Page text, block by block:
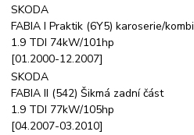
SKODA
FABIA I Praktik (6Y5) karoserie/kombi
1.9 TDI 74kW/101hp
[01.2000-12.2007]
SKODA
FABIA II (542) Šikmá zadní část
1.9 TDI 77kW/105hp
[04.2007-03.2010]